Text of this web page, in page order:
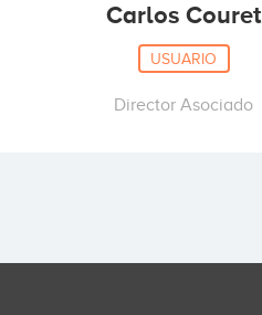
Carlos Couret
USUARIO
Director Asociado